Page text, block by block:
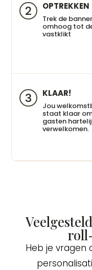
2 OPTREKKEN
Trek de
omhoog tot
vastklikt
3 KLAAR!
Jou
staat klaar
gasten
verwelkomen.
Heb je vragen